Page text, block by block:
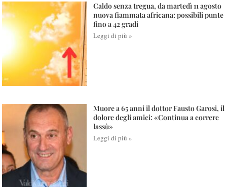
Caldo senza tregua, da martedì 11 agosto
nuova fiammata africana: possibili punte
fino a 42 gradi
Leggi di più »
Muore a 65 anni il dottor Fausto Garosi, il
dolore degli amici: «Continua a correre
lassù»
Leggi di più »